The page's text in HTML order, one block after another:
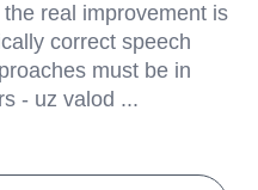
real improvement is
correct speech
must be in
- uz valod ...